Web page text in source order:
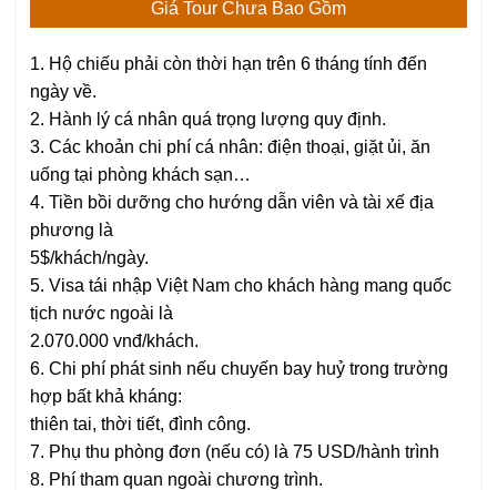
Giá Tour Chưa Bao Gồm
1. Hộ chiếu phải còn thời hạn trên 6 tháng tính đến
ngày về.
2. Hành lý cá nhân quá trọng lượng quy định.
3. Các khoản chi phí cá nhân: điện thoại, giặt ủi, ăn
uống tại phòng khách sạn…
4. Tiền bồi dưỡng cho hướng dẫn viên và tài xế địa
phương là
5$/khách/ngày.
5. Visa tái nhập Việt Nam cho khách hàng mang quốc
tịch nước ngoài là
2.070.000 vnđ/khách.
6. Chi phí phát sinh nếu chuyến bay huỷ trong trường
hợp bất khả kháng:
thiên tai, thời tiết, đình công.
7. Phụ thu phòng đơn (nếu có) là 75 USD/hành trình
8. Phí tham quan ngoài chương trình.